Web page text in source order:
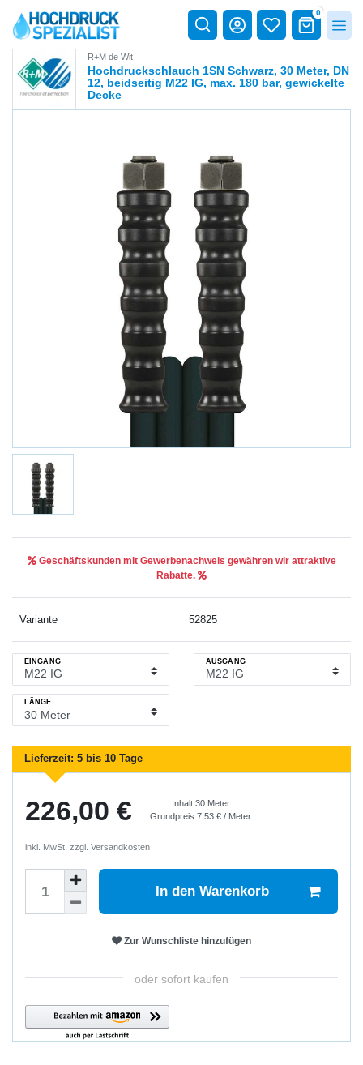
0
R+M de Wit
Hochdruckschlauch 1SN Schwarz, 30 Meter, DN
12, beidseitig M22 IG, max. 180 bar, gewickelte
Decke
Geschäftskunden mit Gewerbenachweis gewähren wir attraktive
Rabatte.
Variante 52825
EINGANG AUSGANG
LÄNGE
Lieferzeit: 5 bis 10 Tage
226,00 € Inhalt 30 Meter
Grundpreis7,53 € / Meter
inkl. MwSt. zzgl. Versandkosten
In den Warenkorb
Zur Wunschliste hinzufügen
oder sofort kaufen